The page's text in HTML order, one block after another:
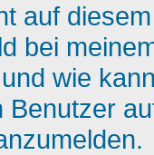
auf
bei
wie
Benutzer